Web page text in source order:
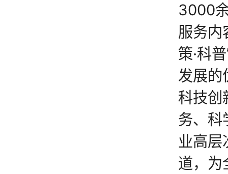
3000
服务内
策·科
发展的
科技创
务、科
业高层
道，为